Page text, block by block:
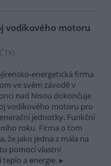
vodíkového motoru
ČTK)
energetická firma
ve svém závodě v
nad Nisou dokončuje
vodíkového motoru pro
jednotky. Funkční
roku. Firma o tom
že jako jedna z mála na
pomocí vlastní
a energie.